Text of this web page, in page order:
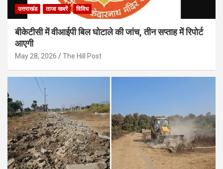
उत्तराखंड ताजा खबरें विविध
बीकेटीसी में वीआईपी बिल घोटाले की जांच, तीन सप्ताह में रिपोर्ट
आएगी
May 28, 2026 The Hill Post